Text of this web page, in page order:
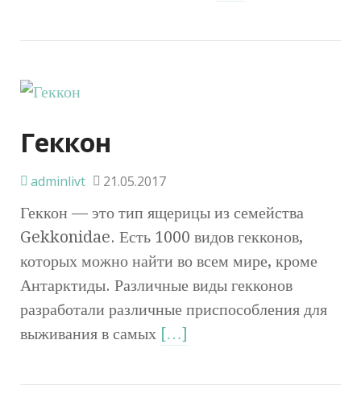
Геккон
adminlivt 21.05.2017
Геккон — это тип ящерицы из семейства
Gekkonidae. Есть 1000 видов гекконов,
которых можно найти во всем мире, кроме
Антарктиды. Различные виды гекконов
разработали различные приспособления для
выживания в самых […]